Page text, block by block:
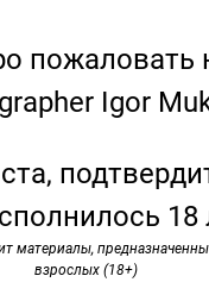
пожаловать
Igor
18
материалы,
взрослых (18+)
USSR.1986/